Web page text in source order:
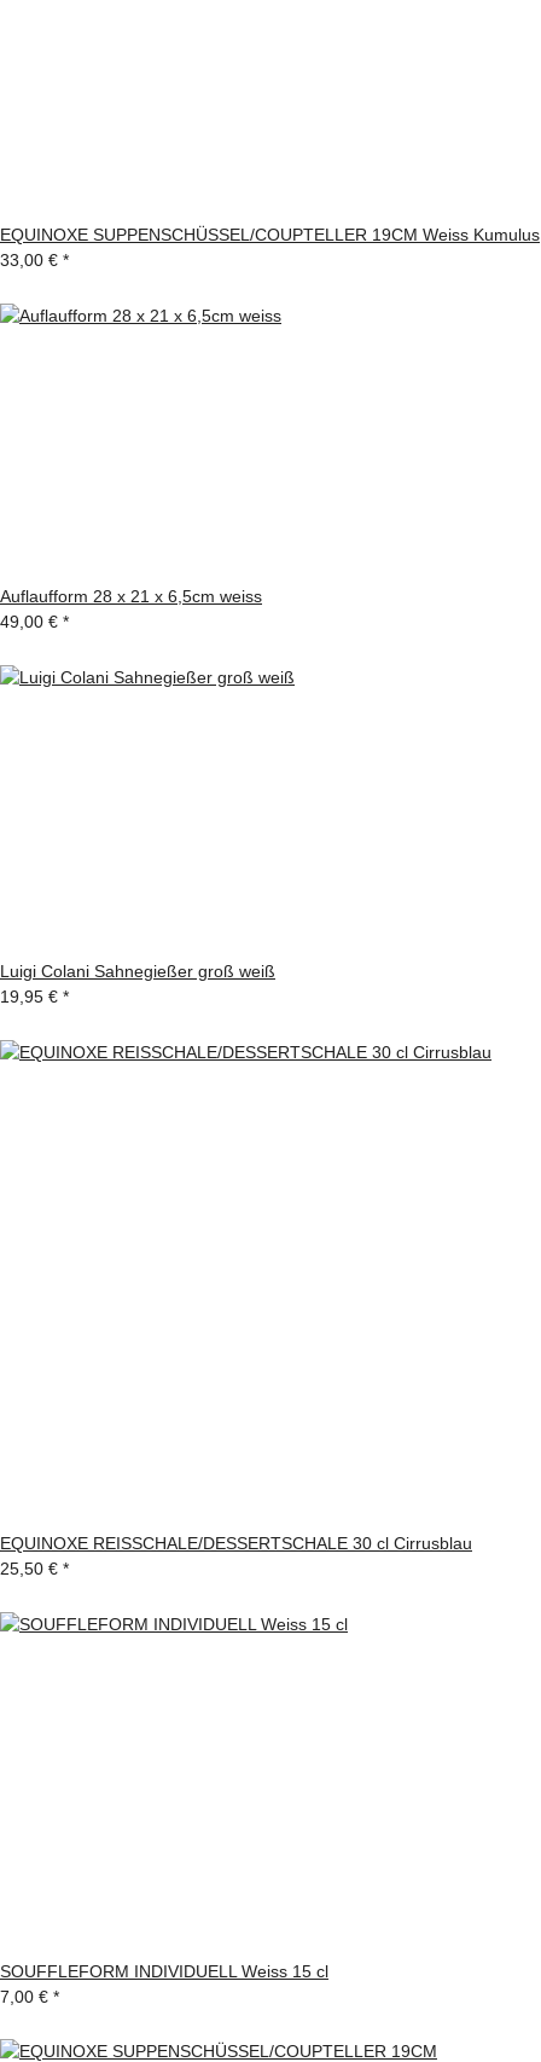
EQUINOXE SUPPENSCHÜSSEL/COUPTELLER 19CM Weiss Kumulus
33,00 € *
Auflaufform 28 x 21 x 6,5cm weiss
49,00 € *
Luigi Colani Sahnegießer groß weiß
19,95 € *
EQUINOXE REISSCHALE/DESSERTSCHALE 30 cl Cirrusblau
25,50 € *
SOUFFLEFORM INDIVIDUELL Weiss 15 cl
7,00 € *